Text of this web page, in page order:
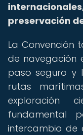
preservación
La Convención
de navegación
paso seguro y
rutas
exploración
fundamental
intercambio de